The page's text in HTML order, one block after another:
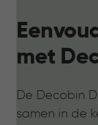
met
De Decobin
samen in de